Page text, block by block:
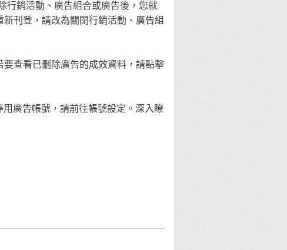
行銷活動、廣告組合或廣告後，您就
刊登，請改為關閉行銷活動、廣告組
查看已刪除廣告的成效資料，請點擊
廣告帳號，請前往帳號設定。深入瞭